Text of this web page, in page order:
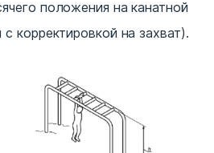
положения на канатной
корректировкой на захват).